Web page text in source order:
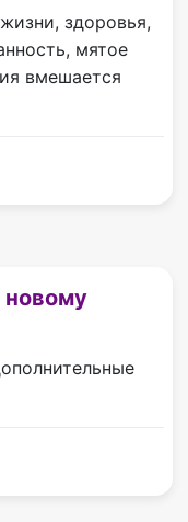
здоровья,
мятое
вмешается
новому